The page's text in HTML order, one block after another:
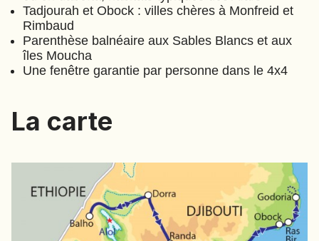
KAZAKHSTAN
KENYA
KOSOVO
LAOS
LIBÉRIA
LITUANIE
MAROC
MAURITANIE
Tadjourah et Obock : villes chères à Monfreid et
Rimbaud
Parenthèse balnéaire aux Sables Blancs et aux
îles Moucha
Une fenêtre garantie par personne dans le 4x4
La carte